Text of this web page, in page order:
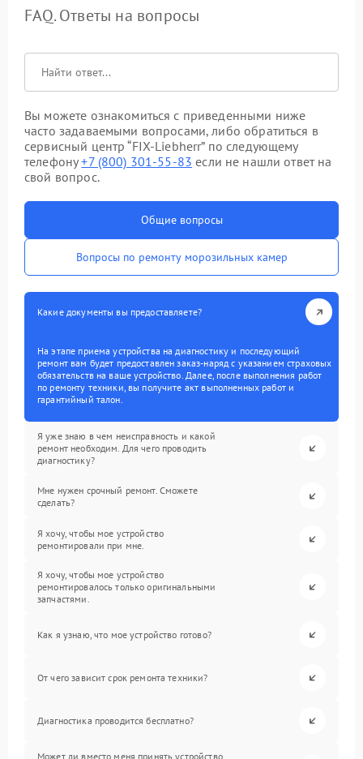
FAQ. Ответы на вопросы
Вы можете ознакомиться с приведенными ниже
часто задаваемыми вопросами, либо обратиться в
сервисный центр “FIX-Liebherr” по следующему
телефону+7 (800) 301-55-83 если не нашли ответ на
свой вопрос.
Общие вопросы
Вопросы по ремонту морозильных камер
Какие документы вы предоставляете?
На этапе приема устройства на диагностику и последующий
ремонт вам будет предоставлен заказ-наряд с указанием страховых
обязательств на ваше устройство. Далее, после выполнения работ
по ремонту техники, вы получите акт выполненных работ и
гарантийный талон.
Я уже знаю в чем неисправность и какой
ремонт необходим. Для чего проводить
диагностику?
Мне нужен срочный ремонт. Сможете
сделать?
Я хочу, чтобы мое устройство
ремонтировали при мне.
Я хочу, чтобы мое устройство
ремонтировалось только оригинальными
запчастями.
Как я узнаю, что мое устройство готово?
От чего зависит срок ремонта техники?
Диагностика проводится бесплатно?
Может ли вместо меня принять устройство